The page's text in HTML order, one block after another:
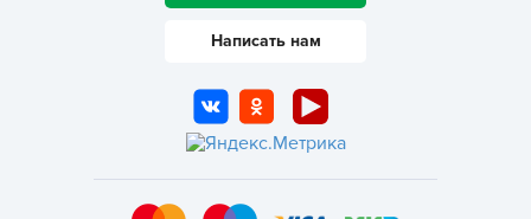
Написать нам